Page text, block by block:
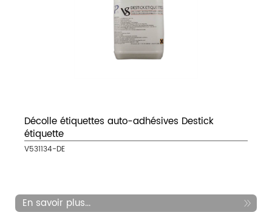
Décolle étiquettes auto-adhésives Destick
étiquette
V531134-DE
En savoir plus...